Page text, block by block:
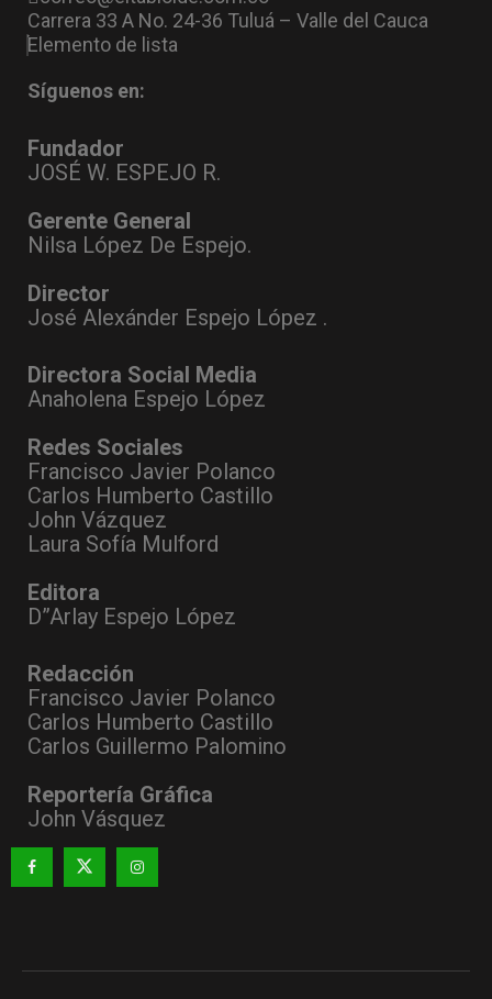
Carrera 33 A No. 24-36 Tuluá – Valle del Cauca
Elemento de lista
Síguenos en:
Fundador
JOSÉ W. ESPEJO R.
Gerente General
Nilsa López De Espejo.
Director
José Alexánder Espejo López .
Directora Social Media
Anaholena Espejo López
Redes Sociales
Francisco Javier Polanco
Carlos Humberto Castillo
John Vázquez
Laura Sofía Mulford
Editora
D”Arlay Espejo López
Redacción
Francisco Javier Polanco
Carlos Humberto Castillo
Carlos Guillermo Palomino
Reportería Gráfica
John Vásquez